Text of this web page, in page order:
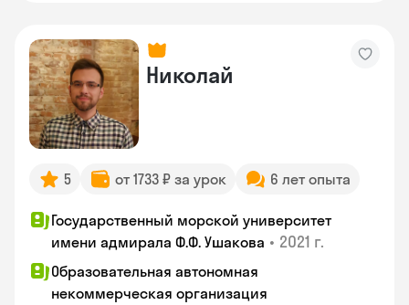
Николай
5 от 1733 ₽ за урок 6 лет опыта
Государственный морской университет
имени адмирала Ф.Ф. Ушакова • 2021 г.
Образовательная автономная
некоммерческая организация